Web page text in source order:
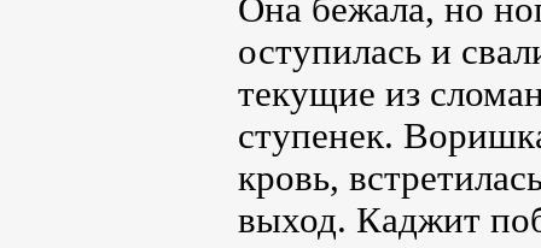
Она бежала, но
оступилась и
текущие из
ступенек.
кровь,
выход. Каджит